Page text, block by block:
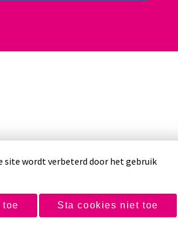
site wordt verbeterd door het gebruik
toe Sta cookies niet toe
2026 Achter de Schans
Nieuwbouw Studio